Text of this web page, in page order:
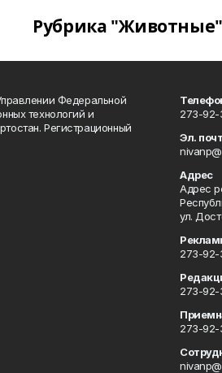
Рубрика "Животные"
Федеральной
технологий и
Регистрационный
273-92-
Эл.
Адрес
Адрес
ул.
273-92-
273-92-
273-92-